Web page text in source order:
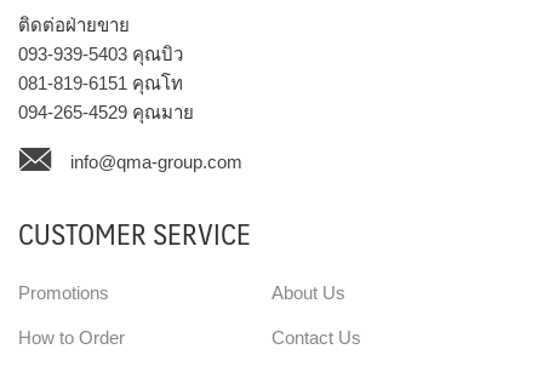
ติดต่อฝ่ายขาย
093-939-5403 คุณบิว
081-819-6151 คุณโท
094-265-4529 คุณมาย
info@qma-group.com
CUSTOMER SERVICE
Promotions
How to Order
About Us
Contact Us